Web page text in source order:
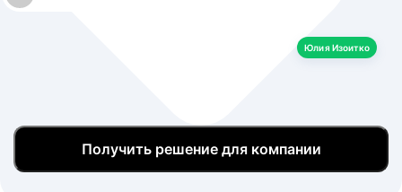
Юлия Изоитко
Получить решение для компании